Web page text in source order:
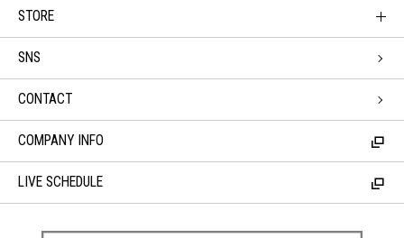
STORE
SNS
CONTACT
COMPANY INFO
LIVE SCHEDULE